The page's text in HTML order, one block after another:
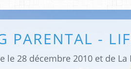
PARENTAL -